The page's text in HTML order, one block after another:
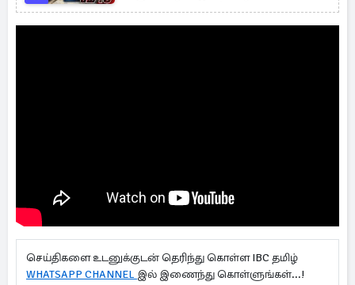
செய்திகளை உடனுக்குடன் தெரிந்து கொள்ள IBC தமிழ்
WHATSAPP CHANNEL இல் இணைந்து கொள்ளுங்கள்...!